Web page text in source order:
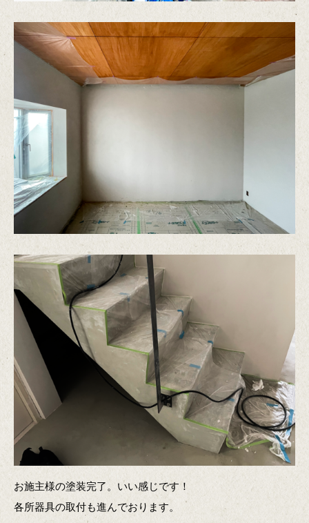
お施主様の塗装完了。いい感じです！
各所器具の取付も進んでおります。